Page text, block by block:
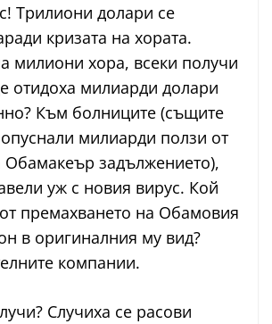
Трилиони долари се
кризата на хората.
милиони хора, всеки получи
отидоха милиарди долари
Към болниците (същите
милиарди ползи от
Обамакеър задължението),
уж с новия вирус. Кой
премахването на Обамовия
в оригиналния му вид?
компании.
Случиха се расови